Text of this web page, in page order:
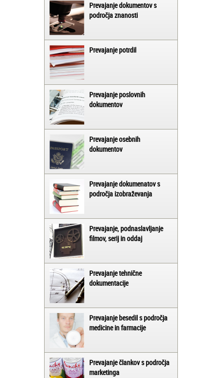
Prevajanje dokumentov s
področja znanosti
Prevajanje potrdil
Prevajanje poslovnih
dokumentov
Prevajanje osebnih
dokumentov
Prevajanje dokumenatov s
področja izobraževanja
Prevajanje, podnaslavljanje
filmov, serij in oddaj
Prevajanje tehnične
dokumentacije
Prevajanje besedil s področja
medicine in farmacije
Prevajanje člankov s področja
marketinga